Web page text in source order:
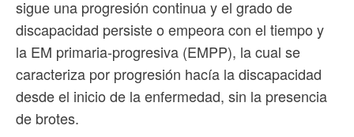
sigue una progresión continua y el grado de
discapacidad persiste o empeora con el tiempo y
la EM primaria-progresiva (EMPP), la cual se
caracteriza por progresión hacía la discapacidad
desde el inicio de la enfermedad, sin la presencia
de brotes.